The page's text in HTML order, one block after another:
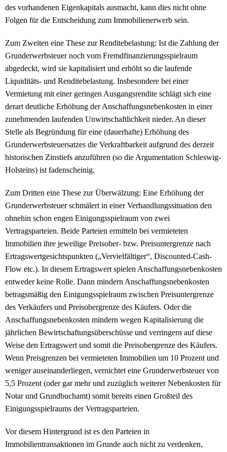
des vorhandenen Eigenkapitals ausmacht, kann dies nicht ohne
Folgen für die Entscheidung zum Immobilienerwerb sein.
Zum Zweiten eine These zur Renditebelastung: Ist die Zahlung der
Grunderwerbsteuer noch vom Fremdfinanzierungsspielraum
abgedeckt, wird sie kapitalisiert und erhöht so die laufende
Liquiditäts- und Renditebelastung. Insbesondere bei einer
Vermietung mit einer geringen Ausgangsrendite schlägt sich eine
derart deutliche Erhöhung der Anschaffungsnebenkosten in einer
zunehmenden laufenden Unwirtschaftlichkeit nieder. An dieser
Stelle als Begründung für eine (dauerhafte) Erhöhung des
Grunderwerbsteuersatzes die Verkraftbarkeit aufgrund des derzeit
historischen Zinstiefs anzuführen (so die Argumentation Schleswig-
Holsteins) ist fadenscheinig.
Zum Dritten eine These zur Überwälzung: Eine Erhöhung der
Grunderwerbsteuer schmälert in einer Verhandlungssituation den
ohnehin schon engen Einigungsspielraum von zwei
Vertragsparteien. Beide Parteien ermitteln bei vermieteten
Immobilien ihre jeweilige Preisober- bzw. Preisuntergrenze nach
Ertragswertgesichtspunkten („Vervielfältiger“, Discounted-Cash-
Flow etc.). In diesem Ertragswert spielen Anschaffungsnebenkosten
entweder keine Rolle. Dann mindern Anschaffungsnebenkosten
betragsmäßig den Einigungsspielraum zwischen Preisuntergrenze
des Verkäufers und Preisobergrenze des Käufers. Oder die
Anschaffungsnebenkosten mindern wegen Kapitalisierung die
jährlichen Bewirtschaftungsüberschüsse und verringern auf diese
Weise den Ertragswert und somit die Preisobergrenze des Käufers.
Wenn Preisgrenzen bei vermieteten Immobilien um 10 Prozent und
weniger auseinanderliegen, vernichtet eine Grunderwerbsteuer von
5,5 Prozent (oder gar mehr und zuzüglich weiterer Nebenkosten für
Notar und Grundbuchamt) somit bereits einen Großteil des
Einigungsspielraums der Vertragsparteien.
Vor diesem Hintergrund ist es den Parteien in
Immobilientransaktionen im Grunde auch nicht zu verdenken,